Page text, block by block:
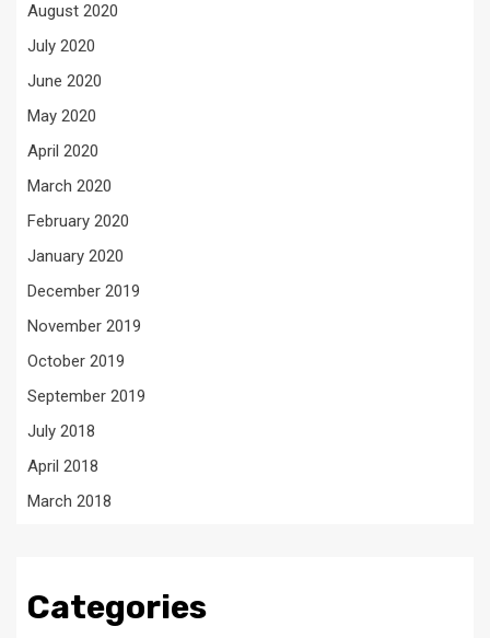
August 2020
July 2020
June 2020
May 2020
April 2020
March 2020
February 2020
January 2020
December 2019
November 2019
October 2019
September 2019
July 2018
April 2018
March 2018
Categories